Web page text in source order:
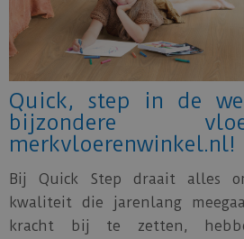
Quick, step in de
bijzondere
merkvloerenwinkel.nl!
Bij Quick Step draait alles
kwaliteit die jarenlang
kracht bij te zetten,